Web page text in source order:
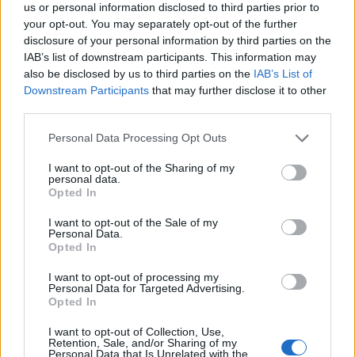
us or personal information disclosed to third parties prior to
your opt-out. You may separately opt-out of the further
disclosure of your personal information by third parties on the
IAB’s list of downstream participants. This information may
also be disclosed by us to third parties on the IAB’s List of
Downstream Participants that may further disclose it to other
Please note that this website/app uses one or more Google
not limited to your visit or usage behaviour. You may click to
grant or deny consent to Google and its third-party tags to
use your data for below specified purposes in below Google
consent section.
Personal Data Processing Opt Outs
I want to opt-out of the Sharing of my
personal data.
Opted In
I want to opt-out of the Sale of my
Personal Data.
Opted In
I want to opt-out of processing my
Personal Data for Targeted Advertising.
Opted In
I want to opt-out of Collection, Use,
Retention, Sale, and/or Sharing of my
Personal Data that Is Unrelated with the
Ζωικές πηγές: Συκώτι, ψάρια και
γαλακτοκομικά προϊόντα όπως γάλα και αυγά.
Φυτικές πηγές: Τα καρότα, οι γλυκοπατάτες,
το λάχανο, το σπανάκι και οι κόκκινες πιπεριές,
Είναι λοιπόν σημαντικό να ενημερωθείτε
σχετικά με τις ανάγκες σας σε θρεπτικά
ικανοποιεί ή το παρακάνει.
Συνιστάται να
αποφεύγετε τα συμπληρώματα βιταμίνης Α, εκτός
εάν συνιστώνται από επαγγελματία υγείας, καθώς
μπορεί να υπερβούν σημαντικά τις ημερήσιες
απώλεια μαλλιών και άλλα προβλήματα υγείας.